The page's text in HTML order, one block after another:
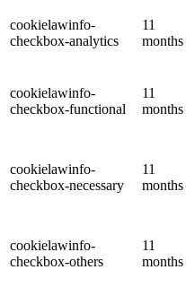
cookielawinfo-
checkbox-analytics
11
months
cookielawinfo-
checkbox-functional
11
months
cookielawinfo-
checkbox-necessary
11
months
cookielawinfo-
checkbox-others
11
months